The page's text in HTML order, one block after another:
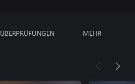
ÜBERPRÜFUNGEN MEHR